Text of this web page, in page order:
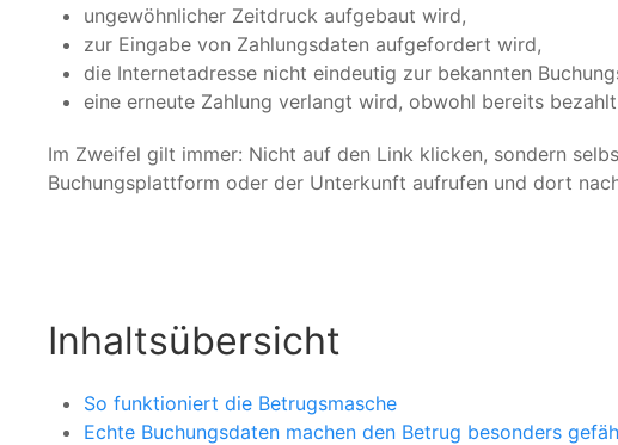
ungewöhnlicher Zeitdruck aufgebaut wird,
zur Eingabe von Zahlungsdaten aufgefordert wird,
die Internetadresse nicht eindeutig zur bekannten
eine erneute Zahlung verlangt wird, obwohl bereits
Im Zweifel gilt immer: Nicht auf den Link klicken, sondern
Buchungsplattform oder der Unterkunft aufrufen und dort
Inhaltsübersicht
So funktioniert die Betrugsmasche
Echte Buchungsdaten machen den Betrug besonders